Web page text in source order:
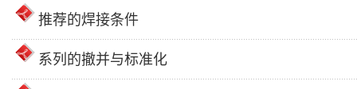
推荐的焊接条件
系列的撤并与标准化